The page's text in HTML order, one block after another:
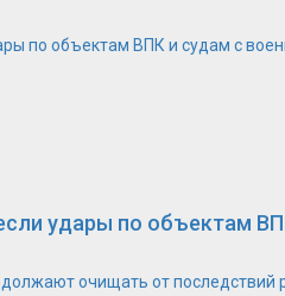
по объектам ВПК и судам с
удары по объектам
очищать от последствий